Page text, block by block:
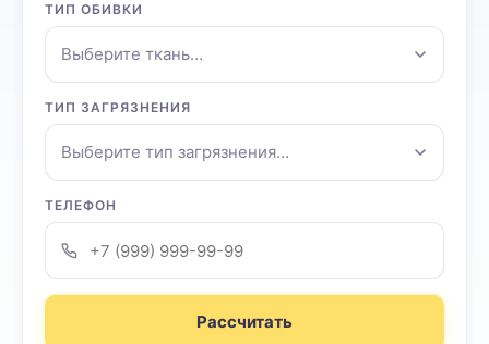
ТИП ОБИВКИ
Выберите ткань…
ТИП ЗАГРЯЗНЕНИЯ
Выберите тип загрязнения…
ТЕЛЕФОН
Рассчитать